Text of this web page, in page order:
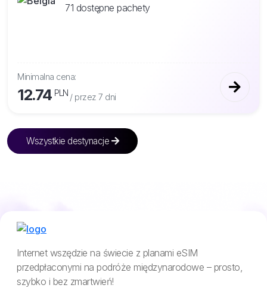
71 dostępne pachety
Minimalna cena:
12.74 PLN/ przez 7 dni
Wszystkie destynacje
Internet wszędzie na świecie z planami eSIM
przedpłaconymi na podróże międzynarodowe – prosto,
szybko i bez zmartwień!